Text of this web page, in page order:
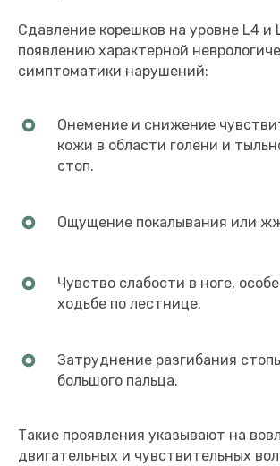
Сдавление корешков на уровне L4 и
появлению характерной
симптоматики нарушений:
Онемение и снижение
кожи в области голени и
стоп.
Ощущение покалывания или
Чувство слабости в ноге,
ходьбе по лестнице.
Затруднение разгибания
большого пальца.
Такие проявления указывают на
двигательных и чувствительных